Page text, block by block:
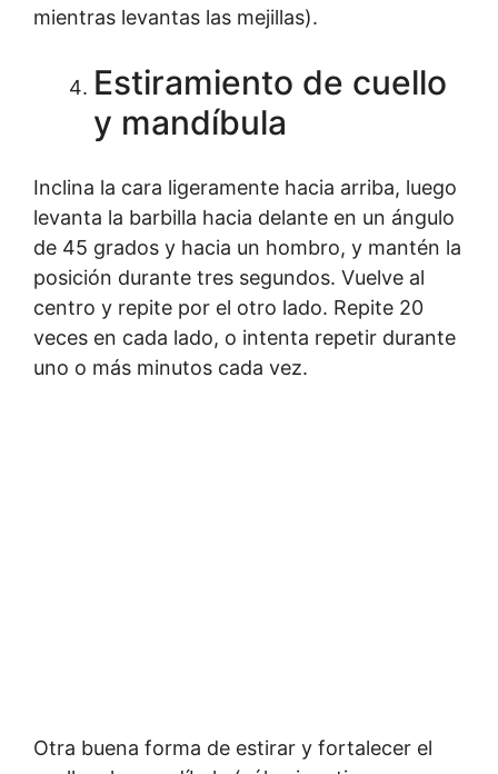
mientras levantas las mejillas).
Estiramiento de cuello
y mandíbula
Inclina la cara ligeramente hacia arriba, luego
levanta la barbilla hacia delante en un ángulo
de 45 grados y hacia un hombro, y mantén la
posición durante tres segundos. Vuelve al
centro y repite por el otro lado. Repite 20
veces en cada lado, o intenta repetir durante
uno o más minutos cada vez.
Otra buena forma de estirar y fortalecer el